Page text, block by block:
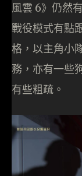
風雲 6》仍然
戰役模式有點
格，以主角小
務，亦有一些
有些粗疏。